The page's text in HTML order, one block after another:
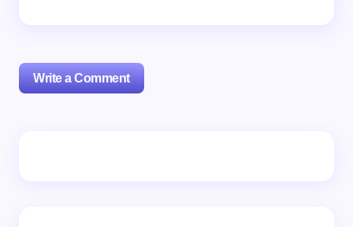
Write a Comment